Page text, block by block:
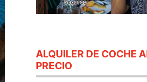
ALQUILER DE COCHE
PRECIO